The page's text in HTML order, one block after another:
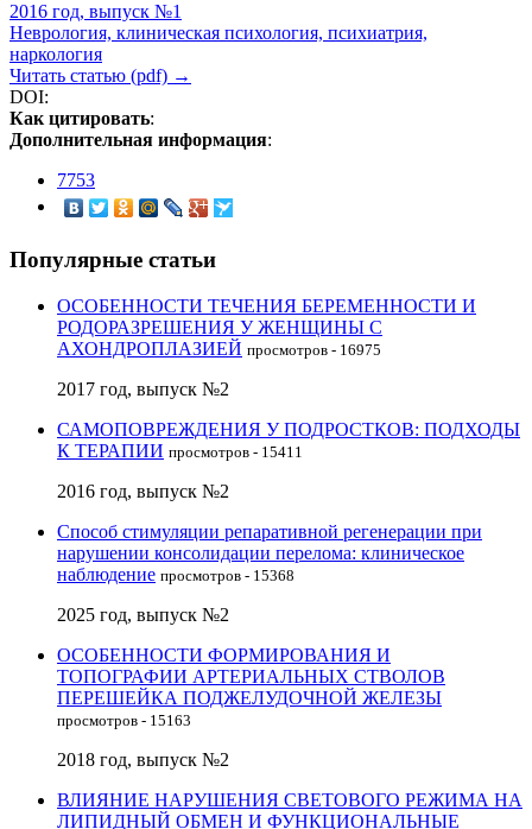
2016 год, выпуск №1
Неврология, клиническая психология, психиатрия,
наркология
Читать статью (pdf) →
DOI:
Как цитировать:
Дополнительная информация:
7753
Популярные статьи
ОСОБЕННОСТИ ТЕЧЕНИЯ БЕРЕМЕННОСТИ И
РОДОРАЗРЕШЕНИЯ У ЖЕНЩИНЫ С
АХОНДРОПЛАЗИЕЙ просмотров - 16975
2017 год, выпуск №2
САМОПОВРЕЖДЕНИЯ У ПОДРОСТКОВ: ПОДХОДЫ
К ТЕРАПИИ просмотров - 15411
2016 год, выпуск №2
Способ стимуляции репаративной регенерации при
нарушении консолидации перелома: клиническое
наблюдение просмотров - 15368
2025 год, выпуск №2
ОСОБЕННОСТИ ФОРМИРОВАНИЯ И
ТОПОГРАФИИ АРТЕРИАЛЬНЫХ СТВОЛОВ
ПЕРЕШЕЙКА ПОДЖЕЛУДОЧНОЙ ЖЕЛЕЗЫ
просмотров - 15163
2018 год, выпуск №2
ВЛИЯНИЕ НАРУШЕНИЯ СВЕТОВОГО РЕЖИМА НА
ЛИПИДНЫЙ ОБМЕН И ФУНКЦИОНАЛЬНЫЕ